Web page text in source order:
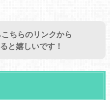
ちらのリンクから
と嬉しいです！